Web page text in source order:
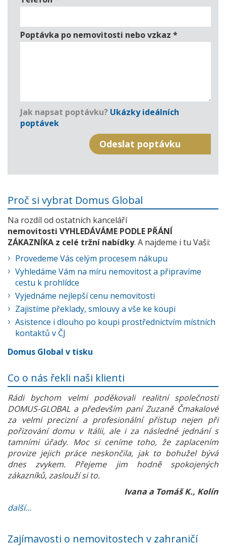
Poptávka po nemovitosti nebo vzkaz *
Jak napsat poptávku? Ukázky ideálních
poptávek
Proč si vybrat Domus Global
Na rozdíl od ostatních kanceláří
nemovitosti VYHLEDÁVÁME PODLE PŘÁNÍ
ZÁKAZNÍKA z celé tržní nabídky. A najdeme i tu Vaši:
Provedeme Vás celým procesem nákupu
Vyhledáme Vám na míru nemovitost a připravíme
cestu k prohlídce
Vyjednáme nejlepší cenu nemovitosti
Zajistíme překlady, smlouvy a vše ke koupi
Asistence i dlouho po koupi prostřednictvím místních
kontaktů v ČJ
Domus Global v tisku
Co o nás řekli naši klienti
Rádi bychom velmi poděkovali realitní společnosti
DOMUS-GLOBAL a především paní Zuzaně Čmakalové
za velmi precizní a profesionální přístup nejen při
pořizování domu v Itálii, ale i za následné jednání s
tamními úřady. Moc si ceníme toho, že zaplacením
provize jejich práce neskončila, jak to bohužel bývá
dnes zvykem. Přejeme jim hodně spokojených
zákazníků, zaslouží si to.
Ivana a Tomáš K., Kolín
další...
Zajímavosti o nemovitostech v zahraničí